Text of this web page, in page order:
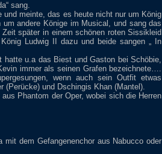
sang.
meinte, das es heute nicht nur um König
andere Könige im Musical, und sang das
später in einem schönen roten Sissikleid
Ludwig II dazu und beide sangen „ In
hatte u.a das Biest und Gaston bei Schöbie,
immer als seinen Grafen bezeichnete….
wenn auch sein Outfit etwas
(Perücke) und Dschingis Khan (Mantel).
Phantom der Oper, wobei sich die Herren
dem Gefangenenchor aus Nabucco oder